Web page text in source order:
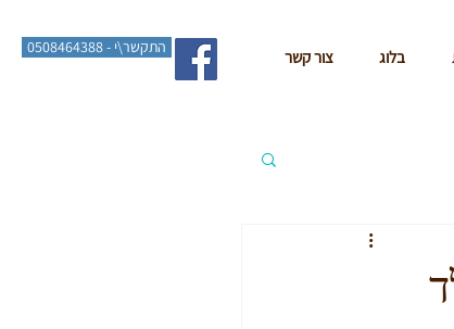
התקשר\י - 0508464388 בלוג צור קשר